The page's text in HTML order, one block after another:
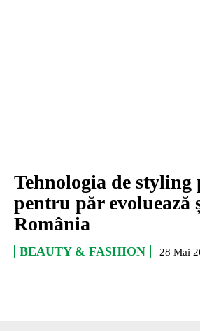
Tehnologia de styling
pentru păr evoluează
România
BEAUTY & FASHION 28 Mai